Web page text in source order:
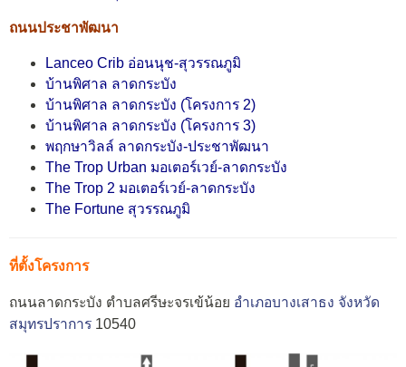
ถนนประชาพัฒนา
Lanceo Crib อ่อนนุช-สุวรรณภูมิ
บ้านพิศาล ลาดกระบัง
บ้านพิศาล ลาดกระบัง (โครงการ 2)
บ้านพิศาล ลาดกระบัง (โครงการ 3)
พฤกษาวิลล์ ลาดกระบัง-ประชาพัฒนา
The Trop Urban มอเตอร์เวย์-ลาดกระบัง
The Trop 2 มอเตอร์เวย์-ลาดกระบัง
The Fortune สุวรรณภูมิ
ที่ตั้งโครงการ
ถนนลาดกระบัง ตำบลศรีษะจรเข้น้อย อำเภอบางเสาธง จังหวัด
สมุทรปราการ 10540